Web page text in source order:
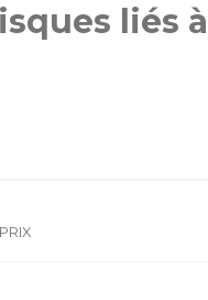
liés à
PRIX